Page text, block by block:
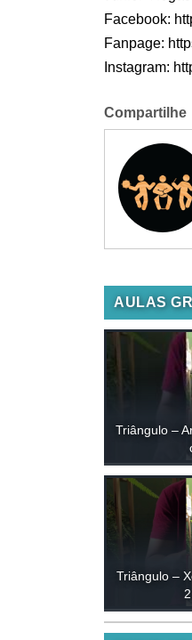
Facebook:
Fanpage:
Instagram:
Compartilhe
AULAS
Triângulo –
Triângulo –